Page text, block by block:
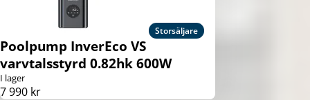
Storsäljare
Poolpump InverEco VS
varvtalsstyrd 0.82hk 600W
I lager
7 990 kr